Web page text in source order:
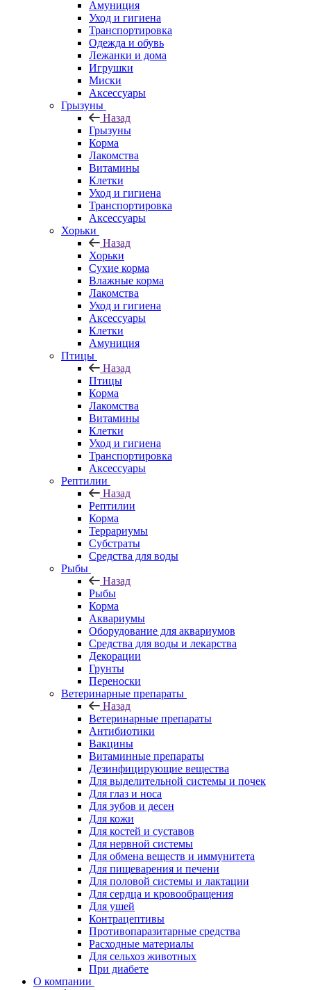
Амуниция
Уход и гигиена
Транспортировка
Одежда и обувь
Лежанки и дома
Игрушки
Миски
Аксессуары
Грызуны
Назад
Грызуны
Корма
Лакомства
Витамины
Клетки
Уход и гигиена
Транспортировка
Аксессуары
Хорьки
Назад
Хорьки
Сухие корма
Влажные корма
Лакомства
Уход и гигиена
Аксессуары
Клетки
Амуниция
Птицы
Назад
Птицы
Корма
Лакомства
Витамины
Клетки
Уход и гигиена
Транспортировка
Аксессуары
Рептилии
Назад
Рептилии
Корма
Террариумы
Субстраты
Средства для воды
Рыбы
Назад
Рыбы
Корма
Аквариумы
Оборудование для аквариумов
Средства для воды и лекарства
Декорации
Грунты
Переноски
Ветеринарные препараты
Назад
Ветеринарные препараты
Антибиотики
Вакцины
Витаминные препараты
Дезинфицирующие вещества
Для выделительной системы и почек
Для глаз и носа
Для зубов и десен
Для кожи
Для костей и суставов
Для нервной системы
Для обмена веществ и иммунитета
Для пищеварения и печени
Для половой системы и лактации
Для сердца и кровообращения
Для ушей
Контрацептивы
Противопаразитарные средства
Расходные материалы
Для сельхоз животных
При диабете
О компании